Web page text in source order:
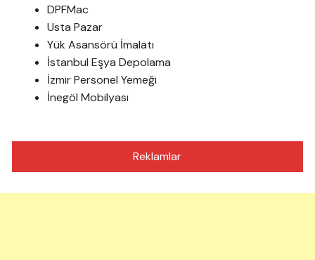
DPFMac
Usta Pazar
Yük Asansörü İmalatı
İstanbul Eşya Depolama
İzmir Personel Yemeği
İnegöl Mobilyası
Reklamlar